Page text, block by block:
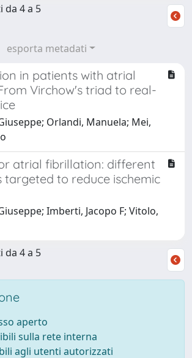
4 a 5
esporta metadati
in patients with atrial
Virchow's triad to real-
Orlandi, Manuela; Mei,
atrial fibrillation: different
targeted to reduce ischemic
Imberti, Jacopo F; Vitolo,
4 a 5
aperto
sulla rete interna
agli utenti autorizzati